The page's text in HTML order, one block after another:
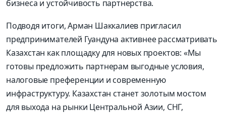
бизнеса и устойчивость партнерства.
Подводя итоги, Арман Шаккалиев пригласил
предпринимателей Гуандуна активнее рассматривать
Казахстан как площадку для новых проектов: «Мы
готовы предложить партнерам выгодные условия,
налоговые преференции и современную
инфраструктуру. Казахстан станет золотым мостом
для выхода на рынки Центральной Азии, СНГ,